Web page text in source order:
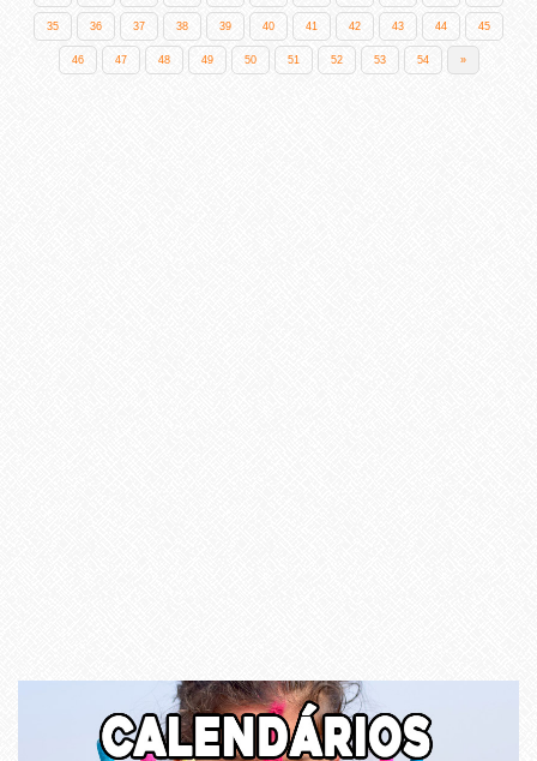
35 36 37 38 39 40 41 42 43 44 45
46 47 48 49 50 51 52 53 54 »